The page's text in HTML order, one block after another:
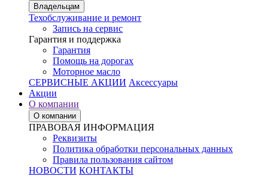
Владельцам
Техобслуживание и ремонт
Запись на сервис
Гарантия и поддержка
Гарантия
Помощь на дорогах
Моторное масло
СЕРВИСНЫЕ АКЦИИ Аксессуары
Акции
О компании
О компании
ПРАВОВАЯ ИНФОРМАЦИЯ
Реквизиты
Политика обработки персональных данных
Правила пользования сайтом
НОВОСТИ КОНТАКТЫ